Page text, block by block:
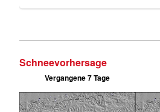
Schneevorhersage
Vergangene 7 Tage